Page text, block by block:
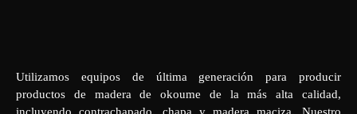
Utilizamos equipos de última generación para producir
productos de madera de okoume de la más alta calidad,
incluyendo contrachapado, chapa y madera maciza. Nuestro